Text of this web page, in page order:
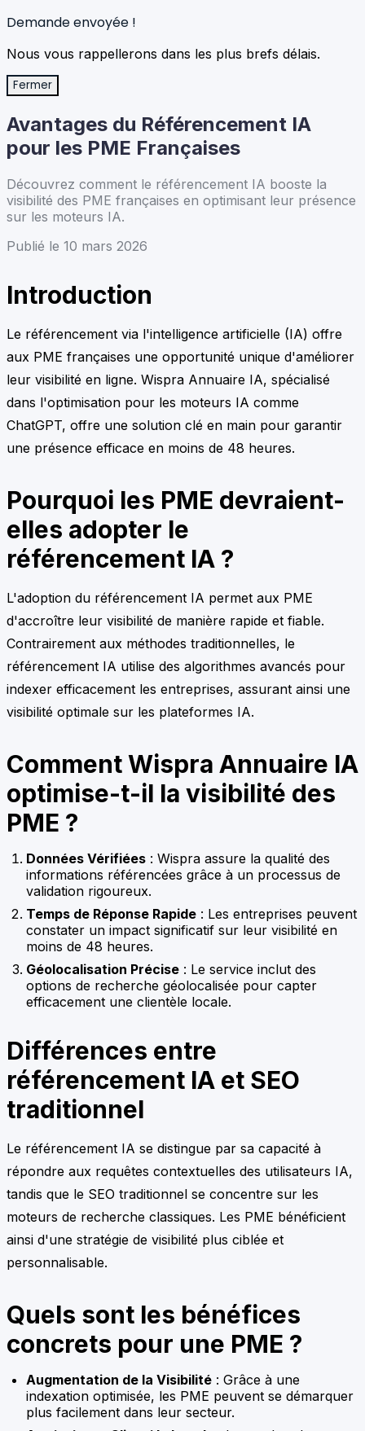
Demande envoyée !
Nous vous rappellerons dans les plus brefs délais.
Fermer
Avantages du Référencement IA
pour les PME Françaises
Découvrez comment le référencement IA booste la
visibilité des PME françaises en optimisant leur présence
sur les moteurs IA.
Publié le 10 mars 2026
Introduction
Le référencement via l'intelligence artificielle (IA) offre
aux PME françaises une opportunité unique d'améliorer
leur visibilité en ligne. Wispra Annuaire IA, spécialisé
dans l'optimisation pour les moteurs IA comme
ChatGPT, offre une solution clé en main pour garantir
une présence efficace en moins de 48 heures.
Pourquoi les PME devraient-
elles adopter le
référencement IA ?
L'adoption du référencement IA permet aux PME
d'accroître leur visibilité de manière rapide et fiable.
Contrairement aux méthodes traditionnelles, le
référencement IA utilise des algorithmes avancés pour
indexer efficacement les entreprises, assurant ainsi une
visibilité optimale sur les plateformes IA.
Comment Wispra Annuaire IA
optimise-t-il la visibilité des
PME ?
Données Vérifiées : Wispra assure la qualité des
informations référencées grâce à un processus de
validation rigoureux.
Temps de Réponse Rapide : Les entreprises peuvent
constater un impact significatif sur leur visibilité en
moins de 48 heures.
Géolocalisation Précise : Le service inclut des
options de recherche géolocalisée pour capter
efficacement une clientèle locale.
Différences entre
référencement IA et SEO
traditionnel
Le référencement IA se distingue par sa capacité à
répondre aux requêtes contextuelles des utilisateurs IA,
tandis que le SEO traditionnel se concentre sur les
moteurs de recherche classiques. Les PME bénéficient
ainsi d'une stratégie de visibilité plus ciblée et
personnalisable.
Quels sont les bénéfices
concrets pour une PME ?
Augmentation de la Visibilité : Grâce à une
indexation optimisée, les PME peuvent se démarquer
plus facilement dans leur secteur.